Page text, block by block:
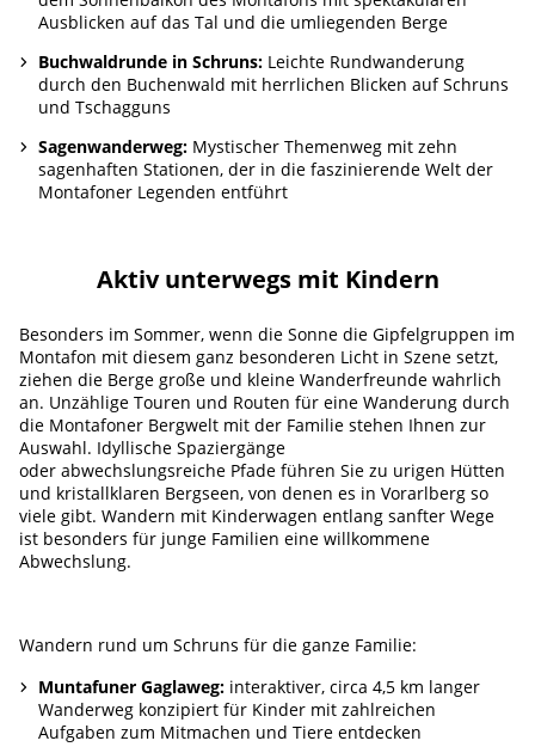
Ausblicken auf das Tal und die umliegenden Berge
Buchwaldrunde in Schruns: Leichte Rundwanderung
durch den Buchenwald mit herrlichen Blicken auf Schruns
und Tschagguns
Sagenwanderweg: Mystischer Themenweg mit zehn
sagenhaften Stationen, der in die faszinierende Welt der
Montafoner Legenden entführt
Aktiv unterwegs mit Kindern
Besonders im Sommer, wenn die Sonne die Gipfelgruppen im
Montafon mit diesem ganz besonderen Licht in Szene setzt,
ziehen die Berge große und kleine Wanderfreunde wahrlich
an. Unzählige Touren und Routen für eine Wanderung durch
die Montafoner Bergwelt mit der Familie stehen Ihnen zur
Auswahl. Idyllische Spaziergänge
oder abwechslungsreiche Pfade führen Sie zu urigen Hütten
und kristallklaren Bergseen, von denen es in Vorarlberg so
viele gibt. Wandern mit Kinderwagen entlang sanfter Wege
ist besonders für junge Familien eine willkommene
Abwechslung.
Wandern rund um Schruns für die ganze Familie:
Muntafuner Gaglaweg: interaktiver, circa 4,5 km langer
Wanderweg konzipiert für Kinder mit zahlreichen
Aufgaben zum Mitmachen und Tiere entdecken